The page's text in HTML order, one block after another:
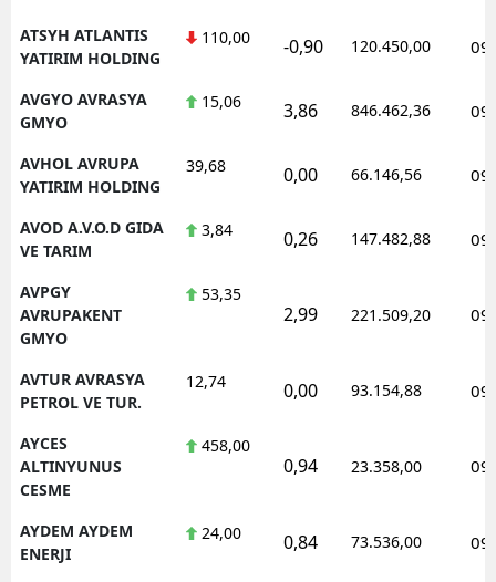
ATSYH ATLANTIS
YATIRIM HOLDING
110,00 -0,90 120.450,00
AVGYO AVRASYA
GMYO
15,06 3,86 846.462,36
AVHOL AVRUPA
YATIRIM HOLDING
39,68 0,00 66.146,56
AVOD A.V.O.D GIDA
VE TARIM
3,84 0,26 147.482,88
AVPGY
AVRUPAKENT
GMYO
53,35
2,99 221.509,20
AVTUR AVRASYA
PETROL VE TUR.
12,74 0,00 93.154,88
AYCES
ALTINYUNUS
CESME
458,00
0,94 23.358,00
AYDEM AYDEM
ENERJI
24,00 0,84 73.536,00